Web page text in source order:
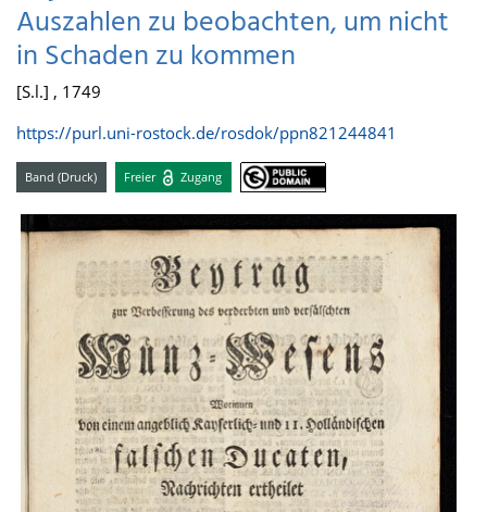
Auszahlen zu beobachten, um nicht
in Schaden zu kommen
[S.l.] , 1749
https://purl.uni-rostock.de/rosdok/ppn821244841
Band (Druck) Freier Zugang